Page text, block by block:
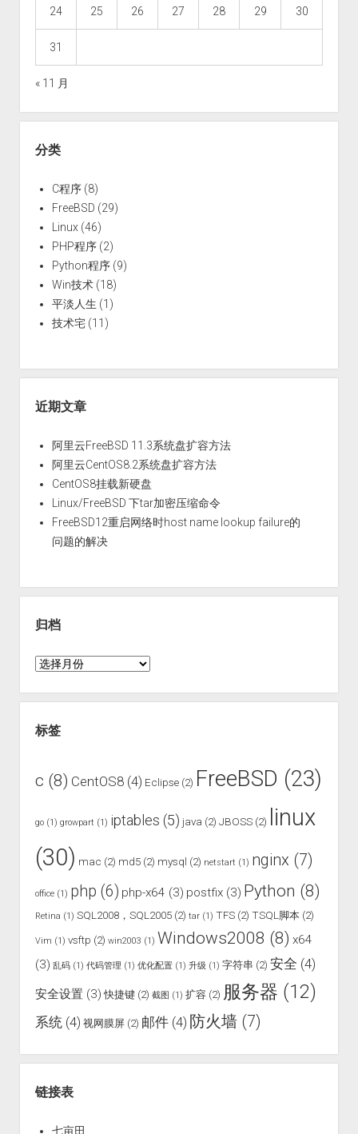
24 25 26 27 28 29 30
31
« 11 月
分类
C程序(8)
FreeBSD (29)
Linux (46)
PHP程序(2)
Python程序(9)
Win技术(18)
平淡人生 (1)
技术宅(11)
近期文章
阿里云FreeBSD 11.3系统盘扩容方法
阿里云CentOS8.2系统盘扩容方法
CentOS8挂载新硬盘
Linux/FreeBSD 下tar加密压缩命令
FreeBSD12重启网络时host name lookup failure的
问题的解决
归档
归
标签
c (8) CentOS8(4) Eclipse(2) FreeBSD (23)
go(1) growpart (1) iptables (5) java (2) JBOSS(2)
linux
(30) mac (2) md5(2) mysql (2) netstart (1) nginx (7)
office(1) php (6) php-x64 (3) postfix(3) Python (8)
Retina (1) SQL2008，SQL2005(2) tar(1) TFS(2) TSQL脚本(2)
Vim (1) vsftp (2) win2003 (1) Windows2008 (8) x64
(3) 乱码(1) 代码管理 (1) 优化配置(1) 升级 (1) 字符串 (2) 安全 (4)
安全设置 (3) 快捷键(2) 截图 (1) 扩容 (2) 服务器 (12)
系统(4) 视网膜屏(2) 邮件(4) 防火墙(7)
链接表
七亩田